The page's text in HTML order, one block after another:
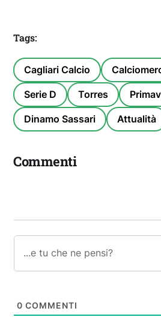
Tags:
Cagliari Calcio
Serie D Torres
Dinamo Sassari Attualità
Commenti
0 COMMENTI